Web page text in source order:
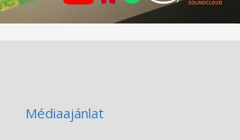
Médiaajánlat